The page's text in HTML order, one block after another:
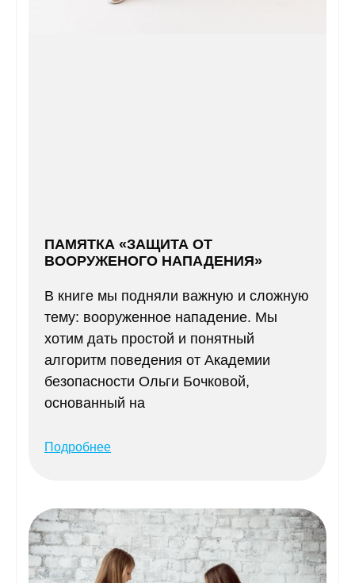
ПАМЯТКА «ЗАЩИТА ОТ
ВООРУЖЕНОГО НАПАДЕНИЯ»
В книге мы подняли важную и сложную
тему: вооруженное нападение. Мы
хотим дать простой и понятный
алгоритм поведения от Академии
безопасности Ольги Бочковой,
основанный на
Подробнее